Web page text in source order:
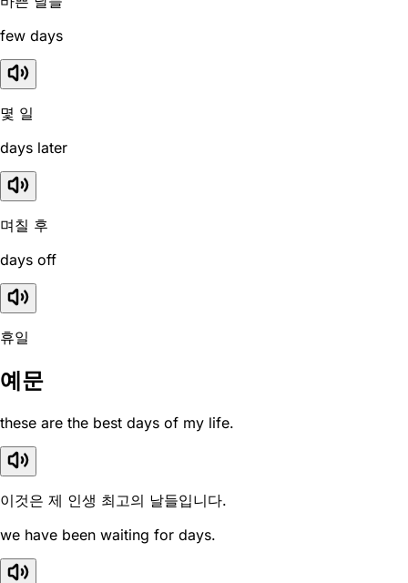
few days
몇 일
days later
며칠 후
days off
휴일
예문
these are the best days of my life.
이것은 제 인생 최고의 날들입니다.
we have been waiting for days.